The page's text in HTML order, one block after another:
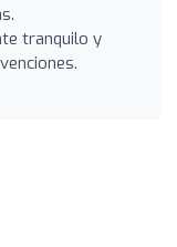
tranquilo y